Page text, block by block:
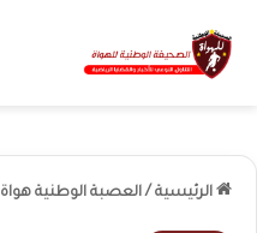
الرئيسية / العصبة الوطنية هواة